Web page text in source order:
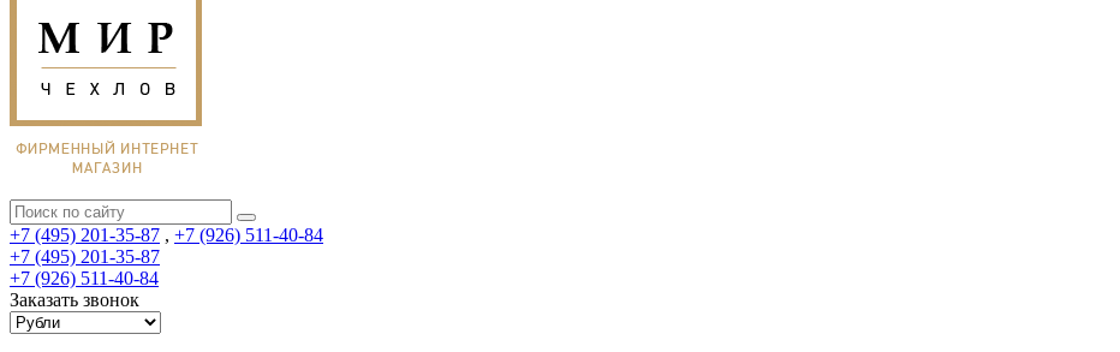
+7 (495) 201-35-87 , +7 (926) 511-40-84
+7 (495) 201-35-87
+7 (926) 511-40-84
Заказать звонок